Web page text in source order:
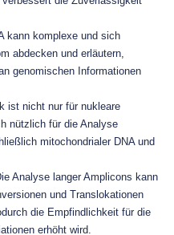
kann komplexe und sich
abdecken und erläutern,
genomischen Informationen
ist nicht nur für nukleare
nützlich für die Analyse
mitochondrialer DNA und
Analyse langer Amplicons kann
und Translokationen
die Empfindlichkeit für die
erhöht wird.